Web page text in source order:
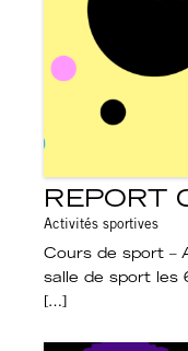
REPORT
Activités sportives
Cours de sport –
salle de sport les
[…]